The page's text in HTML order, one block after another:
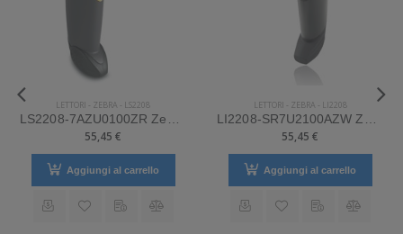
LETTORI - ZEBRA - LS2208
LS2208-7AZU0100ZR Zebra Mod. LS2208. Classificazione: Impugnabile.
55,45 €
Aggiungi al carrello
LETTORI - ZEBRA - LI2208
LI2208-SR7U2100AZW Zebra Mod. LI2208. Classificazione: Impugnabile.
55,45 €
Aggiungi al carrello